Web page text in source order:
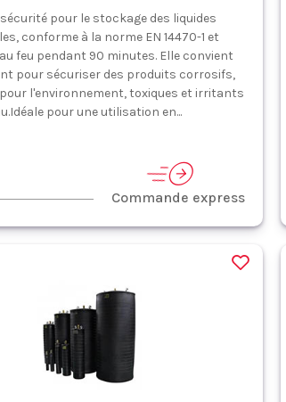
pour le stockage des liquides
conforme à la norme EN 14470-1 et
feu pendant 90 minutes. Elle convient
pour sécuriser des produits corrosifs,
l'environnement, toxiques et irritants
pour une utilisation en...
Commande express